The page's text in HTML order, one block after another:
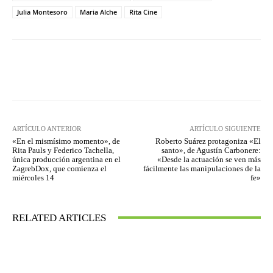
Julia Montesoro
Maria Alche Rita Cine
ARTÍCULO ANTERIOR
«En el mismísimo momento», de
Rita Pauls y Federico Tachella,
única producción argentina en el
ZagrebDox, que comienza el
miércoles 14
ARTÍCULO SIGUIENTE
Roberto Suárez protagoniza «El
santo», de Agustín Carbonere:
«Desde la actuación se ven más
fácilmente las manipulaciones de la
fe»
RELATED ARTICLES